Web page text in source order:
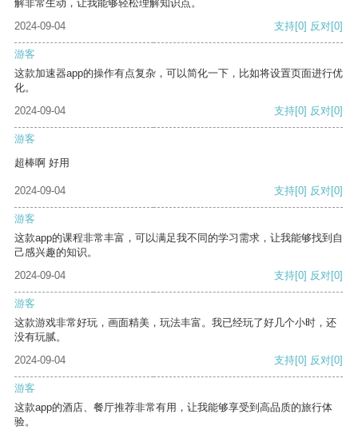
解非常生动，让我能够轻松理解知识点。
2024-09-04
支持[0] 反对[0]
游客
这款加速器app的操作有点复杂，可以简化一下，比如将设置页面进行优
化。
2024-09-04
支持[0] 反对[0]
游客
超棒啊 好用
2024-09-04 支持[0] 反对[0]
游客
这款app的课程非常丰富，可以满足我不同的学习需求，让我能够找到自
己感兴趣的知识。
2024-09-04
支持[0] 反对[0]
游客
这款游戏非常好玩，画面精美，玩法丰富。我已经玩了好几个小时，还
没有玩腻。
2024-09-04
支持[0] 反对[0]
游客
这款app的酒店、餐厅推荐非常有用，让我能够享受到高品质的旅行体
验。